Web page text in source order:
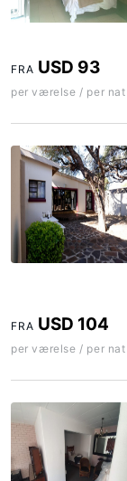
FRA USD 93
per værelse / per nat
FRA USD 104
per værelse / per nat